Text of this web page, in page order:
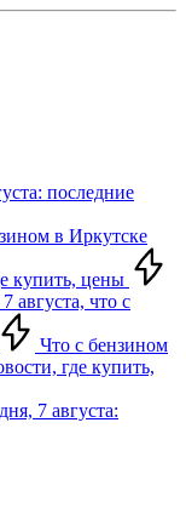
последние
в Иркутске
купить, цены
августа, что с
Что с бензином
где купить,
7 августа: